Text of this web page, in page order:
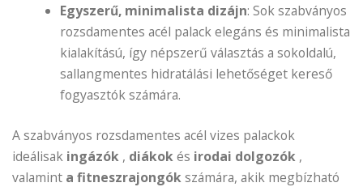
Egyszerű, minimalista dizájn: Sok szabványos
rozsdamentes acél palack elegáns és minimalista
kialakítású, így népszerű választás a sokoldalú,
sallangmentes hidratálási lehetőséget kereső
fogyasztók számára.
A szabványos rozsdamentes acél vizes palackok
ideálisak ingázók , diákokés irodai dolgozók ,
valamint a fitneszrajongókszámára, akik megbízható